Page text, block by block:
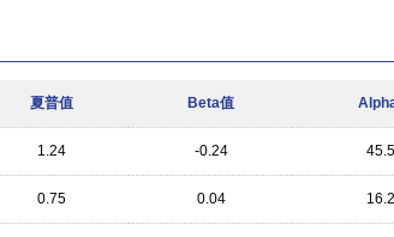
夏普值 Beta值
1.24 -0.24
0.75 0.04